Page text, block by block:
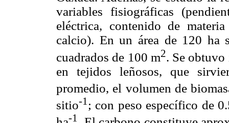
variables fisiográficas
eléctrica, contenido de
calcio). En un área de 120 ha
cuadrados de 100 m2. Se
en tejidos leñosos, que
promedio, el volumen de
sitio-1 ; con peso específico de
-1